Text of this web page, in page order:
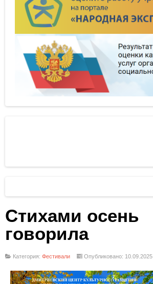
Стихами осень
говорила
Категория: Фестивали Опубликовано: 10.09.2025